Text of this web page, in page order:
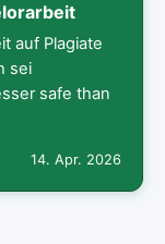
auf Plagiate
sei
safe than
14. Apr. 2026